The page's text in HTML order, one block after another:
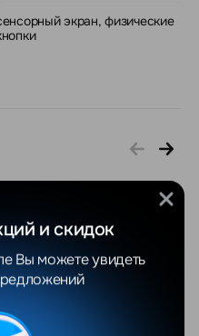
экран, физические
Максим С.
и скидок
Вы можете увидеть